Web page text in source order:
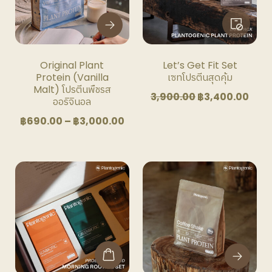
The
options
may
chosen
on
the
page
Original Plant
Protein (Vanilla
Malt) โปรตีนพืชรส
ออริจินอล
฿690.00 – ฿3,000.00Price
through
฿3,000.00
The
options
may
chosen
on
the
Let’s Get Fit Set
เซทโปรตีนสุดคุ้ม
3,900.00Original
฿3,400.00
This
product
has
multiple
variants.
The
options